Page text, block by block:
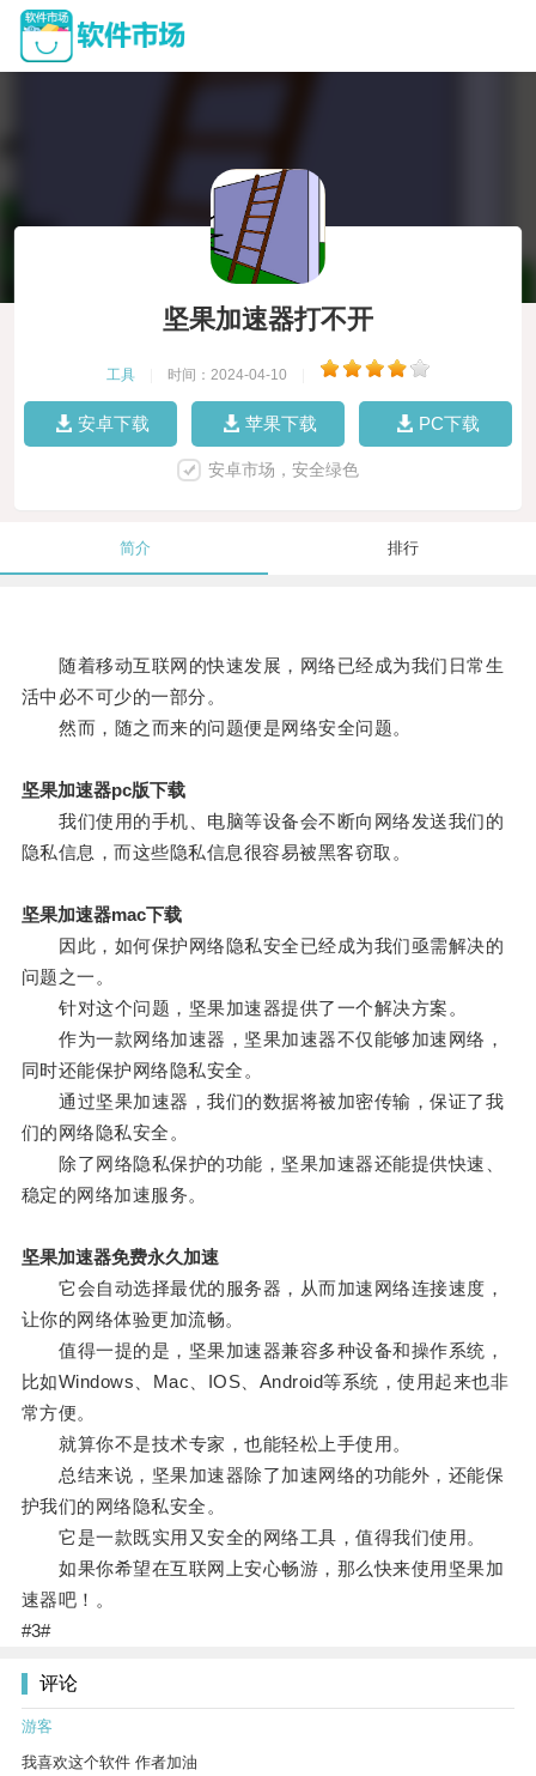
坚果加速器打不开
工具 时间：2024-04-10
安卓下载 苹果下载 PC下载
安卓市场，安全绿色
简介 排行
随着移动互联网的快速发展，网络已经成为我们日常生
活中必不可少的一部分。
然而，随之而来的问题便是网络安全问题。
坚果加速器pc版下载
我们使用的手机、电脑等设备会不断向网络发送我们的
隐私信息，而这些隐私信息很容易被黑客窃取。
坚果加速器mac下载
因此，如何保护网络隐私安全已经成为我们亟需解决的
问题之一。
针对这个问题，坚果加速器提供了一个解决方案。
作为一款网络加速器，坚果加速器不仅能够加速网络，
同时还能保护网络隐私安全。
通过坚果加速器，我们的数据将被加密传输，保证了我
们的网络隐私安全。
除了网络隐私保护的功能，坚果加速器还能提供快速、
稳定的网络加速服务。
坚果加速器免费永久加速
它会自动选择最优的服务器，从而加速网络连接速度，
让你的网络体验更加流畅。
值得一提的是，坚果加速器兼容多种设备和操作系统，
比如Windows、Mac、IOS、Android等系统，使用起来也非
常方便。
就算你不是技术专家，也能轻松上手使用。
总结来说，坚果加速器除了加速网络的功能外，还能保
护我们的网络隐私安全。
它是一款既实用又安全的网络工具，值得我们使用。
如果你希望在互联网上安心畅游，那么快来使用坚果加
速器吧！。
#3#
评论
游客
我喜欢这个软件 作者加油